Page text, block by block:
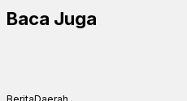
Baca Juga